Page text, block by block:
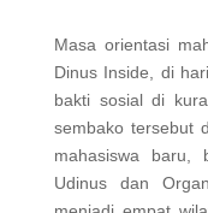
Masa orientasi
Dinus Inside, di
bakti sosial di
sembako tersebut
mahasiswa baru,
Udinus dan